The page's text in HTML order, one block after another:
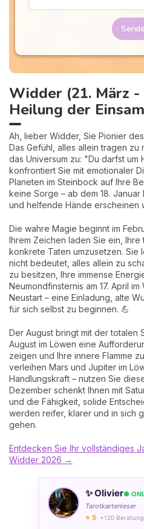
Widder (21. März
Heilung der
Ah, lieber Widder, Sie Pionier
Das Gefühl, alles allein tragen zu
das Universum zu: "Du darfst um
konfrontiert Sie mit emotionaler
Planeten im Steinbock auf Ihre
keine Sorge – ab dem 18.
und helfende Hände erscheinen
Die wahre Magie beginnt im
Ihrem Zeichen laden Sie ein,
konkrete Taten umzusetzen. Sie
nicht bedeutet, alles allein zu
zu besitzen, Ihre immense
Neumondfinsternis am 17. April
Neustart – eine Einladung, alte
für sich selbst zu beginnen. 💪
Der August bringt mit der totalen
August im Löwen eine
zeigen und Ihre innere Flamme
verleihen Mars und Jupiter im
Handlungskraft – nutzen Sie
Dezember schenkt Ihnen mit
und die Fähigkeit, solide
werden reifer, klarer und in sich
gehen.
Entdecken Sie Ihr vollständiges
Widder 2026 →
✨ Olivier●
Tarotkartenleser
⭐ 5· +120